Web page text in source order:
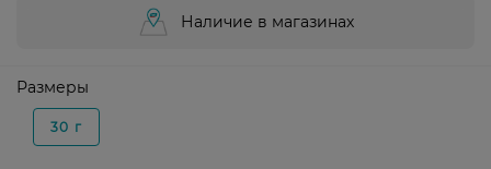
Наличие в магазинах
Размеры
30 г